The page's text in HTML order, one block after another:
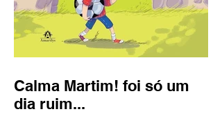
Calma Martim! foi só um
dia ruim...